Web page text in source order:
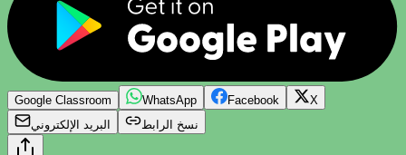
Google Classroom WhatsApp Facebook
X
البريد الإلكتروني
نسخ الرابط